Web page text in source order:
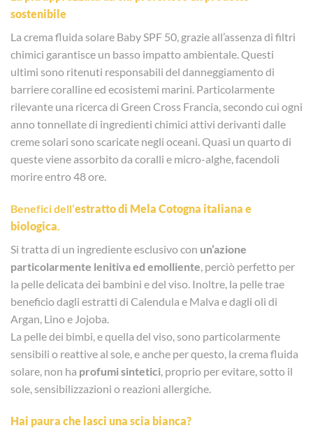
sostenibile
La crema fluida solare Baby SPF 50, grazie all’assenza di filtri
chimici garantisce un basso impatto ambientale. Questi
ultimi sono ritenuti responsabili del danneggiamento di
barriere coralline ed ecosistemi marini. Particolarmente
rilevante una ricerca di Green Cross Francia, secondo cui ogni
anno tonnellate di ingredienti chimici attivi derivanti dalle
creme solari sono scaricate negli oceani. Quasi un quarto di
queste viene assorbito da coralli e micro-alghe, facendoli
morire entro 48 ore.
Benefici dell’estratto di Mela Cotogna italiana e
biologica.
Si tratta di un ingrediente esclusivo con un’azione
particolarmente lenitivaed emolliente, perciò perfetto per
la pelle delicata dei bambini e del viso. Inoltre, la pelle trae
beneficio dagli estratti di Calendula e Malva e dagli oli di
Argan, Lino e Jojoba.
La pelle dei bimbi, e quella del viso, sono particolarmente
sensibili o reattive al sole, e anche per questo, la crema fluida
solare, non ha profumi sintetici, proprio per evitare, sotto il
sole, sensibilizzazioni o reazioni allergiche.
Hai paura che lasci una scia bianca?